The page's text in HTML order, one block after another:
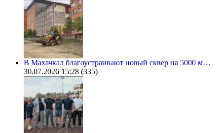
В Махачкал благоустраивают новый сквер на 5000 м…
30.07.2026 15:28 (335)